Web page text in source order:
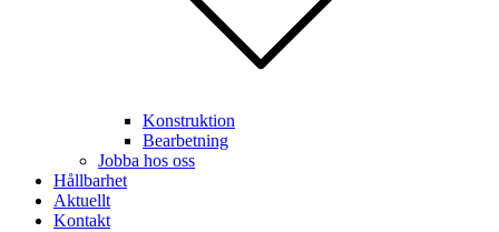
Konstruktion
Bearbetning
Jobba hos oss
Hållbarhet
Aktuellt
Kontakt